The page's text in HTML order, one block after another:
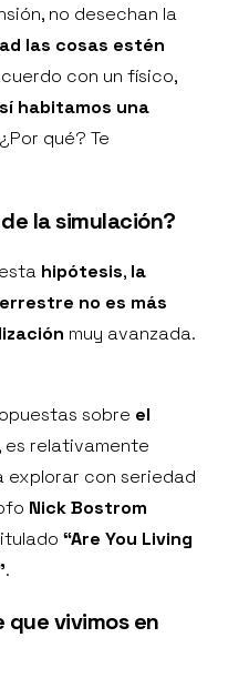
no desechan la
las cosas estén
con un físico,
habitamos una
qué? Te
la simulación?
hipótesis, la
no es más
muy avanzada.
sobre el
, es relativamente
explorar con seriedad
Nick Bostrom
“Are You Living
.
que vivimos en